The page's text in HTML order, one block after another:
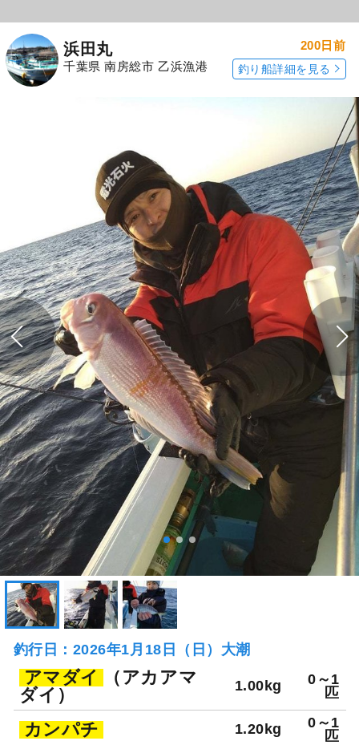
浜田丸
千葉県 南房総市 乙浜漁港
200日前
釣り船詳細を見る
釣行日：2026年1月18日（日）大潮
アマダイ
（アカアマ
ダイ）
1.00kg
0～1
匹
カンパチ 1.20kg
0～1
匹